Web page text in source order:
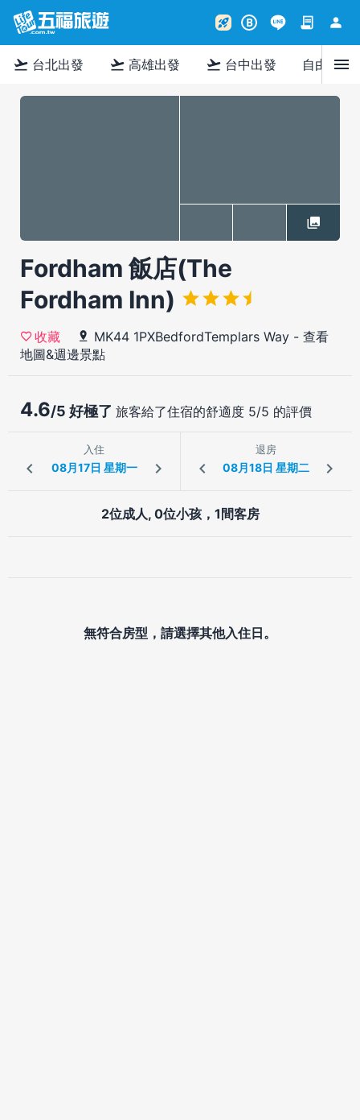
rocket_launch B contract person
flight_takeoff 台北出發 flight_takeoff 高雄出發 flight_takeoff 台中出發 自由行menu
Fordham 飯店(The
Fordham Inn)
收藏 MK44 1PXBedfordTemplars Way - 查看
地圖&週邊景點
4.6/5 好極了 旅客給了住宿的舒適度 5/5 的評價
入住 退房
2位成人, 0位小孩，1間客房
無符合房型，請選擇其他入住日。